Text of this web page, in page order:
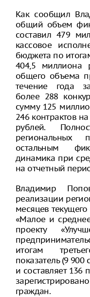
Как сообщил
общий объем
составил 479
кассовое
бюджета по
404,5 миллиона
общего объема
течение года
более 288
сумму 125
246 контрактов
рублей.
остальным
динамика при
на отчетный
Владимир
реализации
месяцев
«Малое и
проекту
итогам
показатель (9
и составляет 136
граждан.